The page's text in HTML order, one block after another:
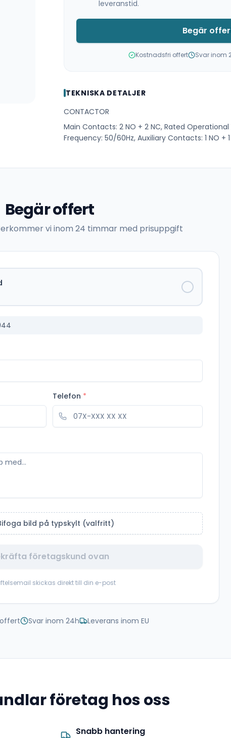
leveranstid.
Begär
Kostnadsfri offert Svar inom
TEKNISKA DETALJER
CONTACTOR
Main Contacts: 2 NO + 2 NC, Rated Operational
Frequency: 50/60Hz, Auxiliary Contacts: 1 NO + 1
Begär offert
vi inom 24 timmar med prisuppgift
Telefon *
bild på typskylt (valfritt)
företagskund ovan
skickas direkt till din e-post
Svar inom 24h Leverans inom EU
företag hos oss
Snabb hantering